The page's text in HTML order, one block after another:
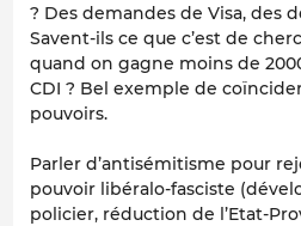
? Des demandes de Visa, des
Savent-ils ce que c’est de
quand on gagne moins de
CDI ? Bel exemple de
pouvoirs.
Parler d’antisémitisme pour
pouvoir libéralo-fasciste
policier, réduction de l’Etat-